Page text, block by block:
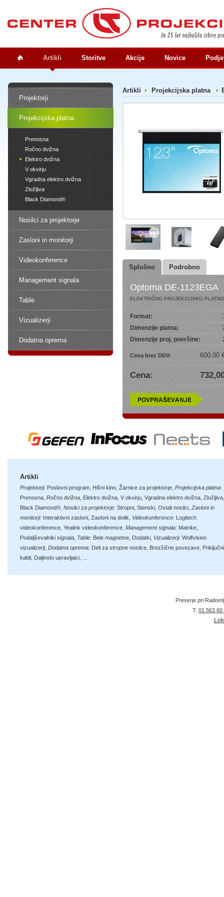
Artikli Storitve Akcije Novice
Projektorji
Projekcijska platna
Prenosna
Ročno dvižna
Elektro dvižna
V okvirju
Vgradna elektro dvižna
Zložljiva
Black Diamond®
Nosilci za projektorje
Zasloni in monitorji
Videokonference
Management signala
Table
Vizualizerji
Dodatna oprema
Artikli Projekcijska platna
Splošno Podrobno
Optoma DE-1123EGA
ELEKTRIČNO PROJEKCIJSKO
Format:
Dimenzije platna:
Dimenzije proj. površine:
Cena brez DDV: 600,00
Cena:
Artikli
Projektorji: Poslovni program Hišni kino Žarnice za projektorje Projekcijska platna:
Prenosna Ročno dvižna Elektro dvižna V okvirju Vgradna elektro dvižna Zložljiva
Black Diamond® Nosilci za projektorje: Stropni Stenski Ostali nosilci Zasloni in
monitorji: Interaktivni zasloni Zasloni na dotik Videokonference: Logitech
videokonference Yealink videokonference Management signala: Matrike
Podaljševalniki signala Table: Bele magnetne Dodatki Vizualizerji: Wolfvision
vizualizerji Dodatna oprema: Deli za stropne nosilce Brezžične povezave Priključni
kabli Daljinski upravljalci
Preserje pri
T: 01 563 60